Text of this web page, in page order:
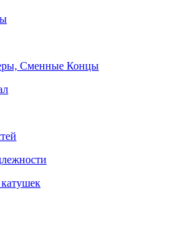
Сменные Концы